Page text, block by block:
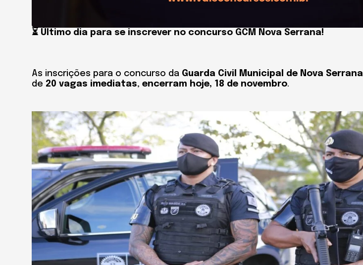
⏳ Último dia para se inscrever no concurso GCM Nova Serrana!
As inscrições para o concurso da Guarda Civil Municipal de Nova Serrana
de 20 vagas imediatas, encerram hoje, 18 de novembro.